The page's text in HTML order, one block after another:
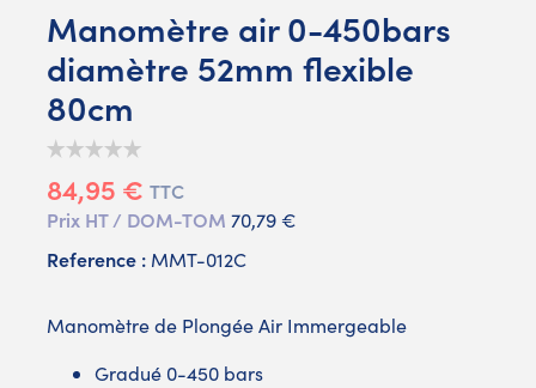
Manomètre air 0-450bars
diamètre 52mm flexible
80cm
84,95 € TTC
Prix HT / DOM-TOM 70,79 €
Reference : MMT-012C
Manomètre de Plongée Air Immergeable
Gradué 0-450 bars